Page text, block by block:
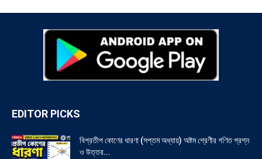
EDITOR PICKS
বিপ্রতীপ কোণের ধারণা (সপ্তম অধ্যায়) অষ্টম শ্রেণীর গণিত প্রশ্ন
ও উত্তর...